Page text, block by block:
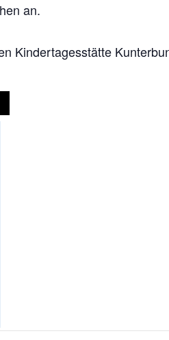
an.
Kindertagesstätte